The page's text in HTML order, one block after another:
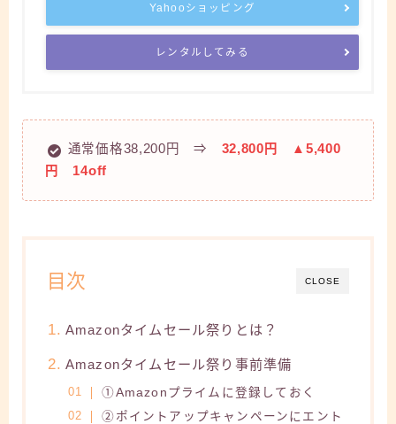
Yahooショッピング
レンタルしてみる
通常価格38,200円 ⇒ 32,800円 ▲5,400
円 14off
CLOSE
目次
Amazonタイムセール祭りとは？
Amazonタイムセール祭り事前準備
①Amazonプライムに登録しておく
②ポイントアップキャンペーンにエント